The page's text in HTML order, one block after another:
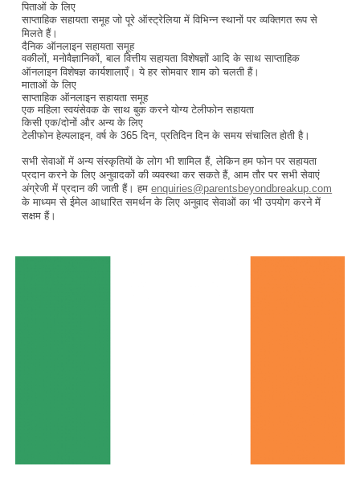
पिताओं के लिए
साप्ताहिक सहायता समूह जो पूरे ऑस्ट्रेलिया में विभिन्न स्थानों पर व्यक्तिगत रूप से
मिलते हैं।
दैनिक ऑनलाइन सहायता समूह
वकीलों, मनोवैज्ञानिकों, बाल वित्तीय सहायता विशेषज्ञों आदि के साथ साप्ताहिक
ऑनलाइन विशेषज्ञ कार्यशालाएँ। ये हर सोमवार शाम को चलती हैं।
माताओं के लिए
साप्ताहिक ऑनलाइन सहायता समूह
एक महिला स्वयंसेवक के साथ बुक करने योग्य टेलीफोन सहायता
किसी एक/दोनों और अन्य के लिए
टेलीफोन हेल्पलाइन, वर्ष के 365 दिन, प्रतिदिन दिन के समय संचालित होती है।
सभी सेवाओं में अन्य संस्कृतियों के लोग भी शामिल हैं, लेकिन हम फोन पर सहायता
प्रदान करने के लिए अनुवादकों की व्यवस्था कर सकते हैं, आम तौर पर सभी सेवाएं
अंग्रेजी में प्रदान की जाती हैं। हमenquiries@parentsbeyondbreakup.com
के माध्यम से ईमेल आधारित समर्थन के लिए अनुवाद सेवाओं का भी उपयोग करने में
सक्षम हैं।